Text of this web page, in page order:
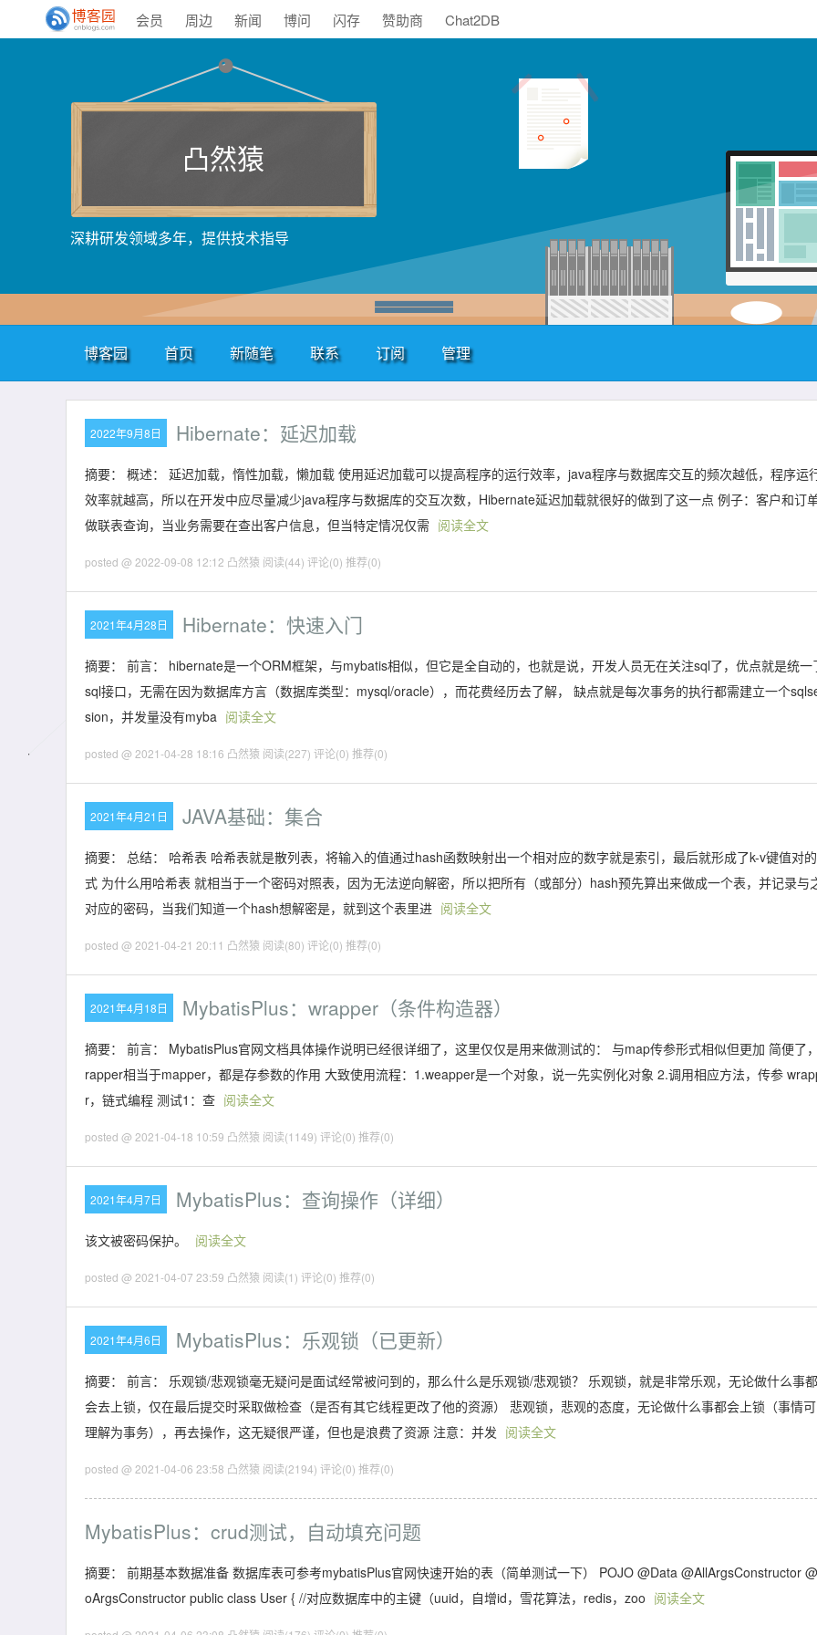
会员 周边 新闻 博问 闪存 赞助商 Chat2DB
凸然猿
深耕研发领域多年，提供技术指导
博客园 首页 新随笔 联系 订阅 管理
2022年9月8日 Hibernate：延迟加载
摘要： 概述： 延迟加载，惰性加载，懒加载 使用延迟加载可以提高程序的运行效率，java程序与数据库交互的频次越低，程序运
效率就越高，所以在开发中应尽量减少java程序与数据库的交互次数，Hibernate延迟加载就很好的做到了这一点 例子：客户和订
做联表查询，当业务需要在查出客户信息，但当特定情况仅需 阅读全文
posted @ 2022-09-08 12:12 凸然猿 阅读(44) 评论(0) 推荐(0)
2021年4月28日 Hibernate：快速入门
摘要： 前言： hibernate是一个ORM框架，与mybatis相似，但它是全自动的，也就是说，开发人员无在关注sql了，优点就是统一
sql接口，无需在因为数据库方言（数据库类型：mysql/oracle），而花费经历去了解， 缺点就是每次事务的执行都需建立一个
sion，并发量没有myba 阅读全文
posted @ 2021-04-28 18:16 凸然猿 阅读(227) 评论(0) 推荐(0)
2021年4月21日 JAVA基础：集合
摘要： 总结： 哈希表 哈希表就是散列表，将输入的值通过hash函数映射出一个相对应的数字就是索引，最后就形成了k-v键值对
式 为什么用哈希表 就相当于一个密码对照表，因为无法逆向解密，所以把所有（或部分）hash预先算出来做成一个表，并记录与
对应的密码，当我们知道一个hash想解密是，就到这个表里进 阅读全文
posted @ 2021-04-21 20:11 凸然猿 阅读(80) 评论(0) 推荐(0)
2021年4月18日 MybatisPlus：wrapper（条件构造器）
摘要： 前言： MybatisPlus官网文档具体操作说明已经很详细了，这里仅仅是用来做测试的： 与map传参形式相似但更加 简便了
rapper相当于mapper，都是存参数的作用 大致使用流程：1.weapper是一个对象，说一先实例化对象 2.调用相应方法，传参
r，链式编程 测试1：查 阅读全文
posted @ 2021-04-18 10:59 凸然猿 阅读(1149) 评论(0) 推荐(0)
2021年4月7日 MybatisPlus：查询操作（详细）
该文被密码保护。 阅读全文
posted @ 2021-04-07 23:59 凸然猿 阅读(1) 评论(0) 推荐(0)
2021年4月6日 MybatisPlus：乐观锁（已更新）
摘要： 前言： 乐观锁/悲观锁毫无疑问是面试经常被问到的，那么什么是乐观锁/悲观锁？ 乐观锁，就是非常乐观，无论做什么事
会去上锁，仅在最后提交时采取做检查（是否有其它线程更改了他的资源） 悲观锁，悲观的态度，无论做什么事都会上锁（事情
理解为事务），再去操作，这无疑很严谨，但也是浪费了资源 注意：并发 阅读全文
posted @ 2021-04-06 23:58 凸然猿 阅读(2194) 评论(0) 推荐(0)
MybatisPlus：crud测试，自动填充问题
摘要： 前期基本数据准备 数据库表可参考mybatisPlus官网快速开始的表（简单测试一下） POJO @Data @AllArgsConstructor
oArgsConstructor public class User { //对应数据库中的主键（uuid，自增id，雪花算法，redis，zoo 阅读全文